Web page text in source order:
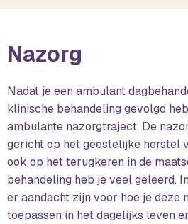
Nazorg
Nadat je een ambulant
klinische behandeling gevolgd
ambulante nazorgtraject. De
gericht op het geestelijke herstel
ook op het terugkeren in de
behandeling heb je veel geleerd.
er aandacht zijn voor hoe je deze
toepassen in het dagelijks leven